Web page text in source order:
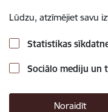
Lūdzu, atzīmējiet savu
Statistikas
Sociālo mediju un
Noraidīt